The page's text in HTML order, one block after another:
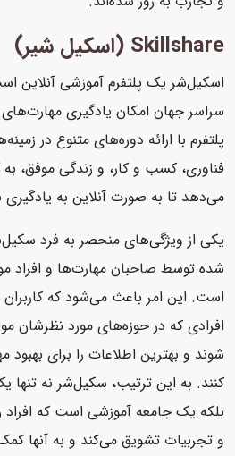
Skillshare (اسکیل شیر)
اسکیل‌شر یک پلتفرم آموزشی آنلاین است
سراسر جهان امکان یادگیری مهارت‌های
پلتفرم با ارائه دوره‌های متنوع در
فناوری، کسب و کار، و زندگی موفق، به
می‌دهد تا به صورت آنلاین به یادگیری
یکی از ویژگی‌های منحصر به فرد
شده توسط صاحبان مهارت‌ها و افراد
است. این امر باعث می‌شود که کاربران
افرادی که در حوزه‌های مورد نظرشان
شوند و بهترین اطلاعات را برای بهبود
کنند. به این ترتیب، سکیل‌شر نه تنها
بلکه یک جامعه آموزشی است که افراد
و تجربیات تشویق می‌کند و به آنها